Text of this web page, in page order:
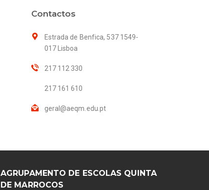
Contactos
Estrada de Benfica, 537 1549-
017 Lisboa
217 112 330
217 161 610
geral@aeqm.edu.pt
AGRUPAMENTO DE ESCOLAS QUINTA
DE MARROCOS